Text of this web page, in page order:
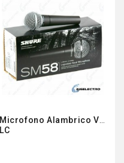
Microfono Alambrico Vocal
LC